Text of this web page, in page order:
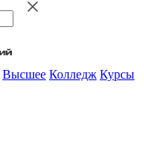
Высшее Колледж Курсы